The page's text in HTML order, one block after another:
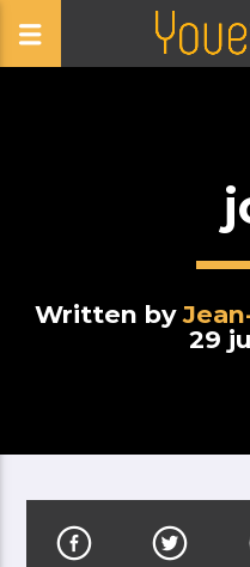
Written by
29